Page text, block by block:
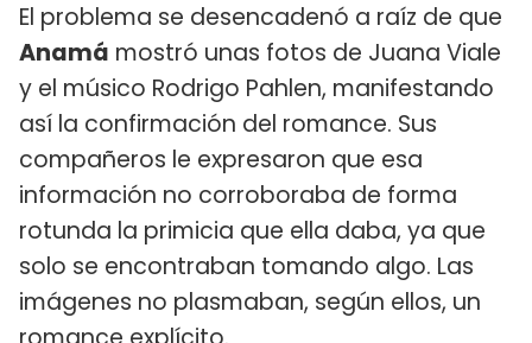
El problema se desencadenó a raíz de que
Anamá mostró unas fotos de Juana Viale
y el músico Rodrigo Pahlen, manifestando
así la confirmación del romance. Sus
compañeros le expresaron que esa
información no corroboraba de forma
rotunda la primicia que ella daba, ya que
solo se encontraban tomando algo. Las
imágenes no plasmaban, según ellos, un